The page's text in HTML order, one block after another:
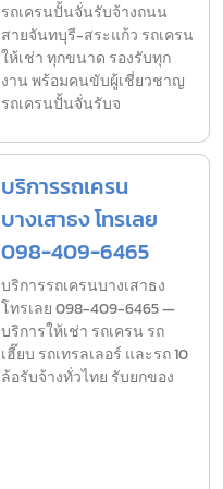
รถเครนปั้นจั่นรับจ้างถนน
สายจันทบุรี-สระแก้ว รถเครน
ให้เช่า ทุกขนาด รองรับทุก
งาน พร้อมคนขับผู้เชี่ยวชาญ
รถเครนปั้นจั่นรับจ
บริการรถเครน
บางเสาธง โทรเลย
098-409-6465
บริการรถเครนบางเสาธง
โทรเลย 098-409-6465 —
บริการให้เช่า รถเครน รถ
เฮี๊ยบ รถเทรลเลอร์ และรถ 10
ล้อรับจ้างทั่วไทย รับยกของ